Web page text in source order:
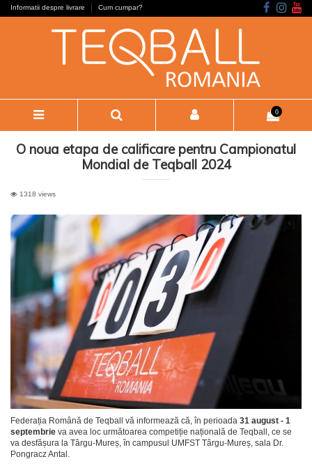
Informatii despre livrare Cum cumpar?
0
O noua etapa de calificare pentru Campionatul
Mondial de Teqball 2024
1318 views
Federația Română de Teqball vă informează că, în perioada 31 august - 1
septembrie va avea loc următoarea competiție națională de Teqball, ce se
va desfășura la Târgu-Mureș, în campusul UMFST Târgu-Mureș, sala Dr.
Pongracz Antal.